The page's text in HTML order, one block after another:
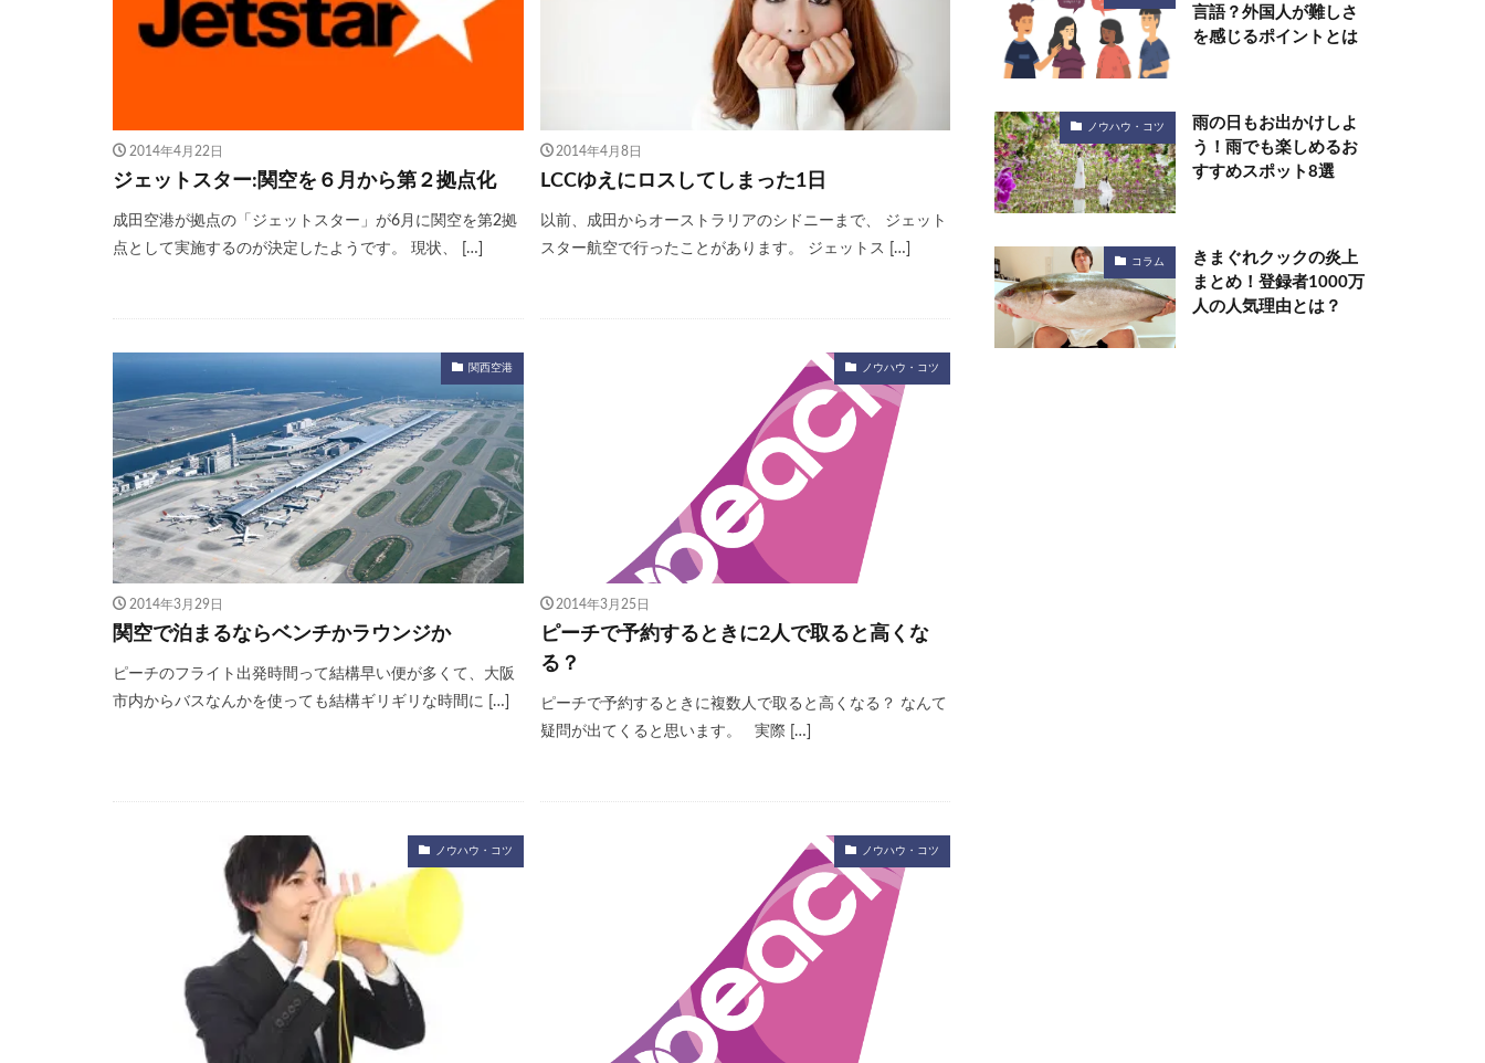
2014年4月22日
ジェットスター:関空を６月から第２拠点化
成田空港が拠点の「ジェットスター」が6月に関空を第2拠
点として実施するのが決定したようです。 現状、 […]
2014年4月8日
LCCゆえにロスしてしまった1日
以前、成田からオーストラリアのシドニーまで、 ジェット
スター航空で行ったことがあります。 ジェットス […]
関西空港
2014年3月29日
関空で泊まるならベンチかラウンジか
ピーチのフライト出発時間って結構早い便が多くて、大阪
市内からバスなんかを使っても結構ギリギリな時間に […]
ノウハウ・コツ
2014年3月25日
ピーチで予約するときに2人で取ると高くな
る？
ピーチで予約するときに複数人で取ると高くなる？ なんて
疑問が出てくると思います。 実際 […]
ノウハウ・コツ ノウハウ・コツ
言語？外国人が難しさ
を感じるポイントとは
ノウハウ・コツ
雨の日もお出かけしよ
う！雨でも楽しめるお
すすめスポット8選
コラム
きまぐれクックの炎上
まとめ！登録者1000万
人の人気理由とは？